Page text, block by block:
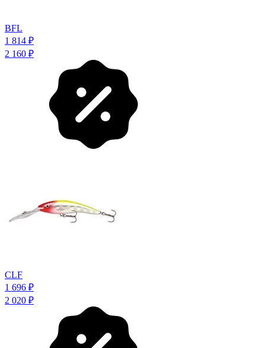
BFL
1 814 ₽
2 160 ₽
CLF
1 696 ₽
2 020 ₽